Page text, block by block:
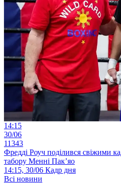
14:15
30/06
11343
Фредді Роуч поділився свіжими
табору Менні Пак’яо
14:15, 30/06 Кадр дня
Всі новини